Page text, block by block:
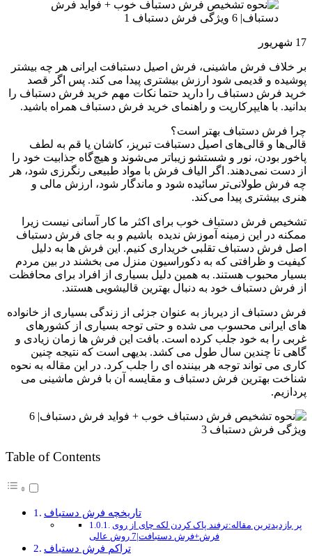
17 شهریور
بر خلاف فرش ماشینی، فرش اصیل دستبافت ایرانی هر چه بیشتر
پوشیده و قدیمی شود ارزش بیشتری پیدا می کند. پس اگر قصد
خرید فرش دستباف را دارید حتما نکات مهم خرید فرش دستباف را
بدانید. با هایپرکارپت و راهنمای خرید فرش دستباف همراه باشید.
چرا فرش دستباف بهتر است؟
قالی‌ها و قالی‌های اصیل دستبافت تبریز، کاشان یا قم به لطف
پاخور بودن، نور و شستشو زیباتر می‌شوند و هیچ‌گاه جذابیت خود را
از دست نمی‌دهند. اگر الیاف فرش با مواد طبیعی رنگرزی شود، هر
چه فرش طولانی‌تر سائیده شود و ماندگار شود، ارزش مالی و
هنری بیشتری پیدا می‌کند.
تشخیص فرش دستباف خوب برای اکثر ما کار آسانی نیست زیرا
ممکنه در این زمینه آموزش ندیده باشیم و به جای فرش دستباف
اصل فرش دستباف تقلبی خریداری کنیم. این فرش ها به دلیل
کیفیت و ظرافتی که به دکوراسیون منزل می بخشند در بین مردم
بسیار محبوب هستند. به همین دلیل بسیاری از افراد برای محافظت
از فرش دستباف خود به دنبال بهترین قالیشویی هستند.
فرش دستباف از دیرباز به عنوان جزئی از زندگی بسیاری از خانواده
های ایرانی محسوب می شده و حتی توجه بسیاری از کشورهای
غربی را به خود جلب کرده است. بافت این فرش ها زمان زیادی و
گاهی تا چندین سال طول می کشد. بدیهی است که نتیجه چنین
کاری می تواند توجه هر بیننده ای را جلب کرد. در این مقاله به نحوه
شناخت بهترین فرش دستباف و مقایسه آن با فرش ماشینی می
پردازیم.
Table of Contents
تاریخچه فرش دستباف
پر بازدیدترین مقاله:ترفند پاک کردن لکه چای از روی
فرش+فرش دستبافت|7 روش عالی
تراکم فرش دستباف